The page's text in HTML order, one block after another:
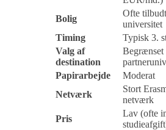
Bolig
Ofte
universitet
Timing
Typisk 3.
Valg af
destination
Begrænset
Papirarbejde
Moderat
Netværk
Stort
netværk
Pris
Lav (ofte